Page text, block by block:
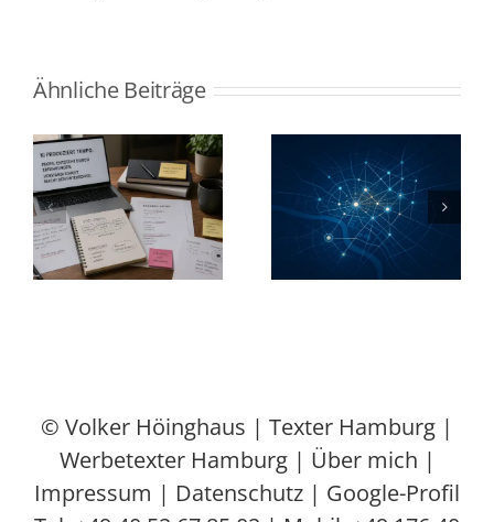
Ähnliche Beiträge
AI Search &
GEO im
Marketing-
Alltag: Wie die
Suche plötzlich
GEO erklärt:
So werden
Inhalte in
ChatGPT &
Google AI
© Volker Höinghaus | Texter Hamburg |
Werbetexter Hamburg| Über mich |
Impressum | Datenschutz | Google-Profil